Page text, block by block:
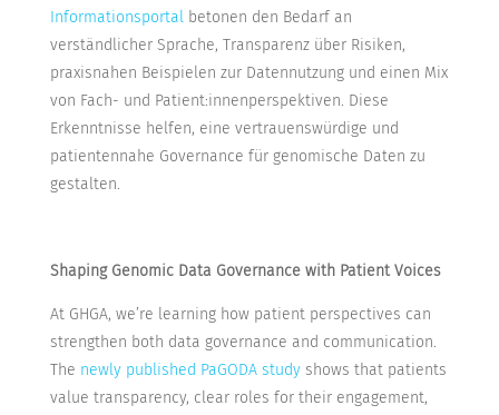
Informationsportalbetonen den Bedarf an
verständlicher Sprache, Transparenz über Risiken,
praxisnahen Beispielen zur Datennutzung und einen Mix
von Fach- und Patient:innenperspektiven. Diese
Erkenntnisse helfen, eine vertrauenswürdige und
patientennahe Governance für genomische Daten zu
gestalten.
Shaping Genomic Data Governance with Patient Voices
At GHGA, we’re learning how patient perspectives can
strengthen both data governance and communication.
The newly published PaGODA studyshows that patients
value transparency, clear roles for their engagement,